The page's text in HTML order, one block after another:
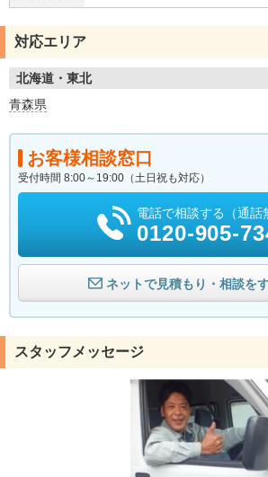
対応エリア
北海道・東北
青森県
お客様相談窓口
受付時間 8:00～19:00（土日祝も対応）
電話で相談する（通話
0120-905-
ネットで見積もり・相談を
スタッフメッセージ